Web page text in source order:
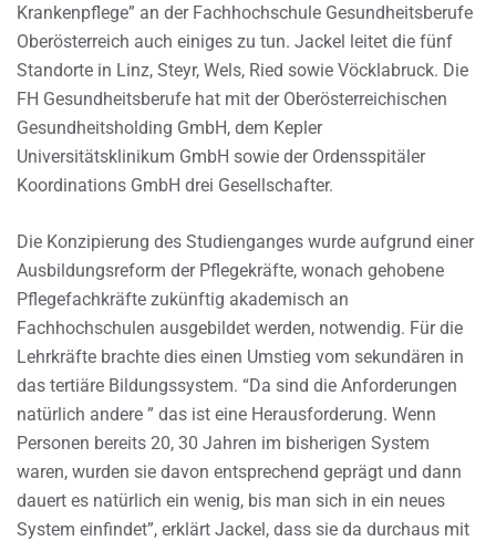
Krankenpflege” an der Fachhochschule Gesundheitsberufe
Oberösterreich auch einiges zu tun. Jackel leitet die fünf
Standorte in Linz, Steyr, Wels, Ried sowie Vöcklabruck. Die
FH Gesundheitsberufe hat mit der Oberösterreichischen
Gesundheitsholding GmbH, dem Kepler
Universitätsklinikum GmbH sowie der Ordensspitäler
Koordinations GmbH drei Gesellschafter.
Die Konzipierung des Studienganges wurde aufgrund einer
Ausbildungsreform der Pflegekräfte, wonach gehobene
Pflegefachkräfte zukünftig akademisch an
Fachhochschulen ausgebildet werden, notwendig. Für die
Lehrkräfte brachte dies einen Umstieg vom sekundären in
das tertiäre Bildungssystem. “Da sind die Anforderungen
natürlich andere ” das ist eine Herausforderung. Wenn
Personen bereits 20, 30 Jahren im bisherigen System
waren, wurden sie davon entsprechend geprägt und dann
dauert es natürlich ein wenig, bis man sich in ein neues
System einfindet”, erklärt Jackel, dass sie da durchaus mit